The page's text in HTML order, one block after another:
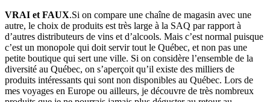
VRAI et FAUX.Si on compare une chaîne de magasin avec une
autre, le choix de produits est très large à la SAQ par rapport à
d’autres distributeurs de vins et d’alcools. Mais c’est normal puisque
c’est un monopole qui doit servir tout le Québec, et non pas une
petite boutique qui sert une ville. Si on considère l’ensemble de la
diversité au Québec, on s’aperçoit qu’il existe des milliers de
produits intéressants qui sont non disponibles au Québec. Lors de
mes voyages en Europe ou ailleurs, je découvre de très nombreux